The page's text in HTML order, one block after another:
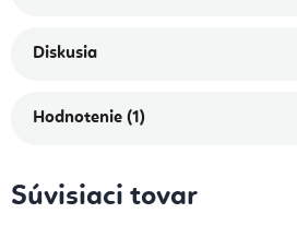
Diskusia
Hodnotenie (1)
Súvisiaci tovar